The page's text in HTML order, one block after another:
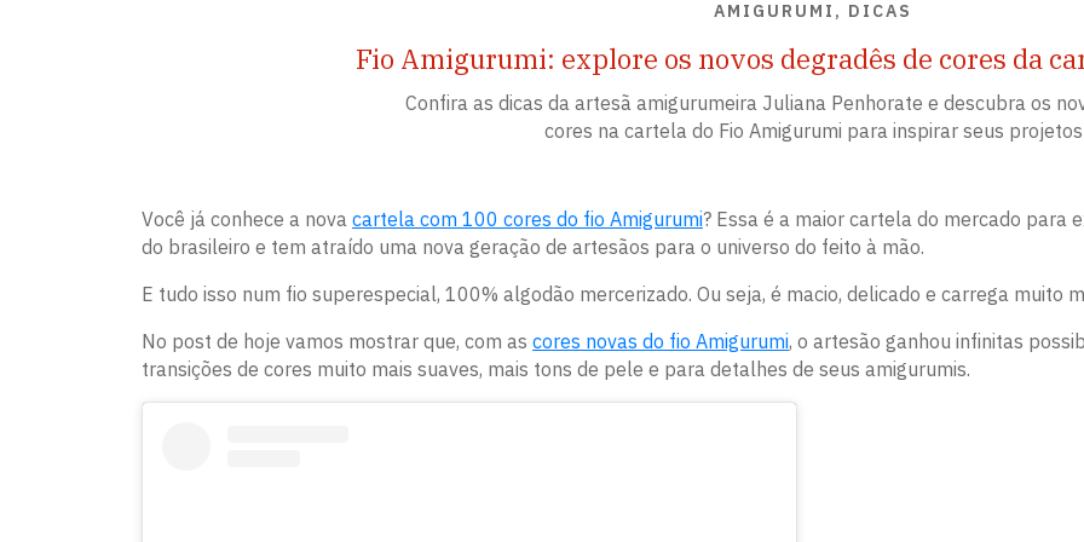
AMIGURUMI, DICAS
Fio Amigurumi: explore os novos degradês de cores da
Confira as dicas da artesã amigurumeira Juliana Penhorate e descubra os
cores na cartela do Fio Amigurumi para inspirar seus projetos
Você já conhece a nova cartela com 100 cores do fio Amigurumi? Essa é a maior cartela do mercado para
do brasileiro e tem atraído uma nova geração de artesãos para o universo do feito à mão.
E tudo isso num fio superespecial, 100% algodão mercerizado. Ou seja, é macio, delicado e carrega muito
No post de hoje vamos mostrar que, com as cores novas do fio Amigurumi, o artesão ganhou infinitas
transições de cores muito mais suaves, mais tons de pele e para detalhes de seus amigurumis.